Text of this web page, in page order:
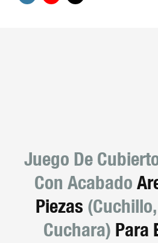
Juego De
Con Acabado
Piezas
Cuchara) Para